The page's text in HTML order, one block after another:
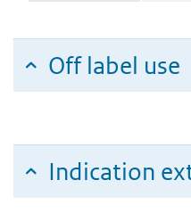
Off label use
Indication